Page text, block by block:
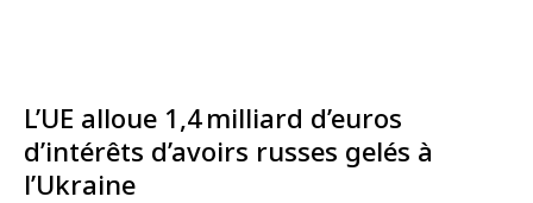
L’UE alloue 1,4 milliard d’euros
d’intérêts d’avoirs russes gelés à
l’Ukraine